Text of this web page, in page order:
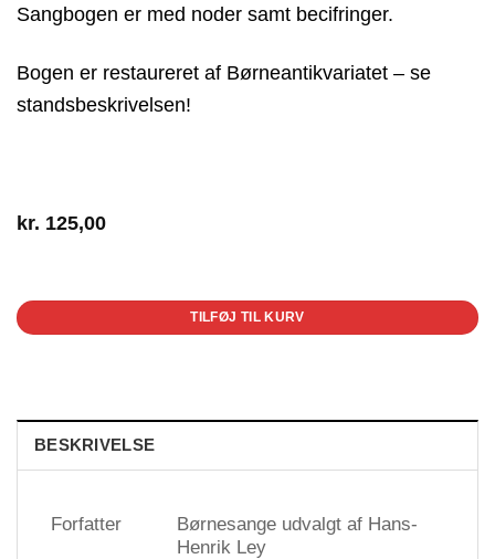
Sangbogen er med noder samt becifringer.
Bogen er restaureret af Børneantikvariatet – se
standsbeskrivelsen!
kr. 125,00
TILFØJ TIL KURV
BESKRIVELSE
Forfatter
Børnesange udvalgt af Hans-
Henrik Ley